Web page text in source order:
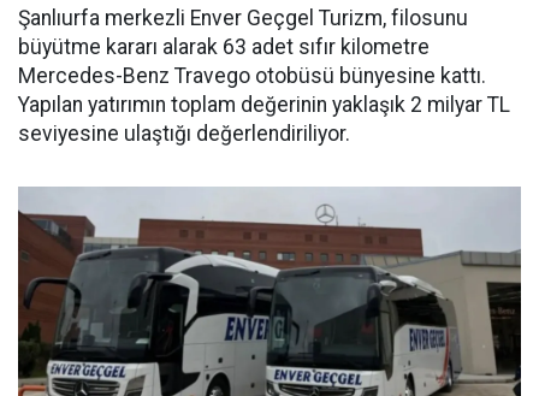
Şanlıurfa merkezli Enver Geçgel Turizm, filosunu
büyütme kararı alarak 63 adet sıfır kilometre
Mercedes-Benz Travego otobüsü bünyesine kattı.
Yapılan yatırımın toplam değerinin yaklaşık 2 milyar TL
seviyesine ulaştığı değerlendiriliyor.